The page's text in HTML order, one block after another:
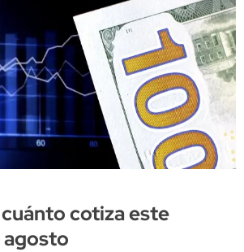
cotiza este
agosto